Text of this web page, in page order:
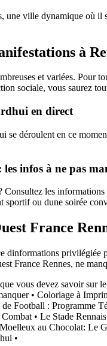
une ville dynamique où il
à
et variées. Pour
sociale, vous saurez
en direct
se déroulent en ce
infos à ne pas
les
sportif ou dune soirée
France
dinformations privilégiée
France Rennes, ne
vous devez savoir sur
• Coloriage à
Football : Programme
• Le Stade
au Chocolat: Le
•